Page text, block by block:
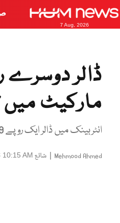
7 Aug, 2026
ڈالر دوسرے
مارکیٹ میں
انٹربینک میں ڈالر ایک روپے 29 پیسے سستا ، 285 روپے 75 پیسے کا ہو گیا
Mehmood Ahmed
| شائع AM